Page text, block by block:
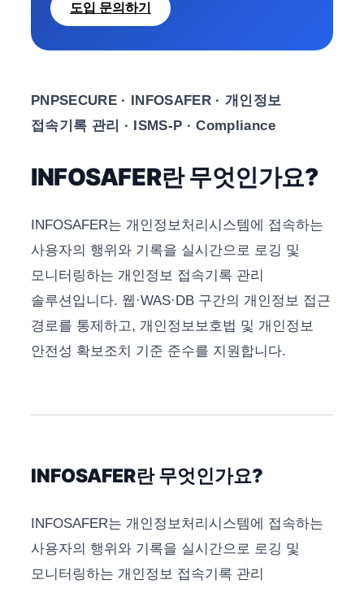
도입 문의하기
PNPSECURE · INFOSAFER · 개인정보
접속기록 관리 · ISMS-P · Compliance
INFOSAFER란 무엇인가요?
INFOSAFER는 개인정보처리시스템에 접속하는
사용자의 행위와 기록을 실시간으로 로깅 및
모니터링하는 개인정보 접속기록 관리
솔루션입니다. 웹·WAS·DB 구간의 개인정보 접근
경로를 통제하고, 개인정보보호법 및 개인정보
안전성 확보조치 기준 준수를 지원합니다.
INFOSAFER란 무엇인가요?
INFOSAFER는 개인정보처리시스템에 접속하는
사용자의 행위와 기록을 실시간으로 로깅 및
모니터링하는 개인정보 접속기록 관리